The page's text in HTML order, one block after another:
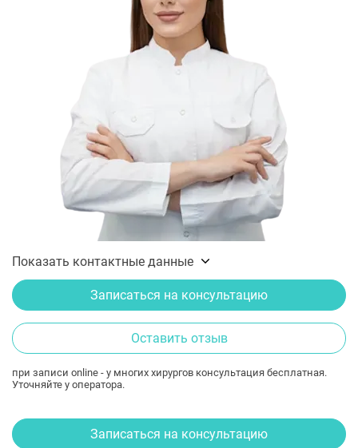
Показать контактные данные
Записаться на консультацию
Оставить отзыв
при записи online - у многих хирургов консультация бесплатная.
Уточняйте у оператора.
Записаться на консультацию